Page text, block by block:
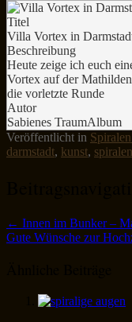
Titel
Villa Vortex in
Beschreibung
Heute zeige ich euch
Vortex auf der
die vorletzte Runde
Autor
Sabienes TraumAlbum
Veröffentlicht in
darmstadt, kunst, spiralen
← Innen im Bunker –
Gute Wünsche zur